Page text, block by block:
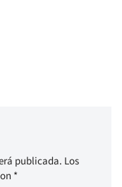
publicada. Los
*